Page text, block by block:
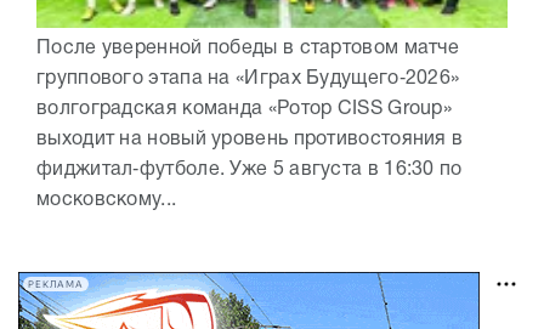
После уверенной победы в стартовом матче
группового этапа на «Играх Будущего‑2026»
волгоградская команда «Ротор CISS Group»
выходит на новый уровень противостояния в
фиджитал‑футболе. Уже 5 августа в 16:30 по
московскому...
РЕКЛАМА